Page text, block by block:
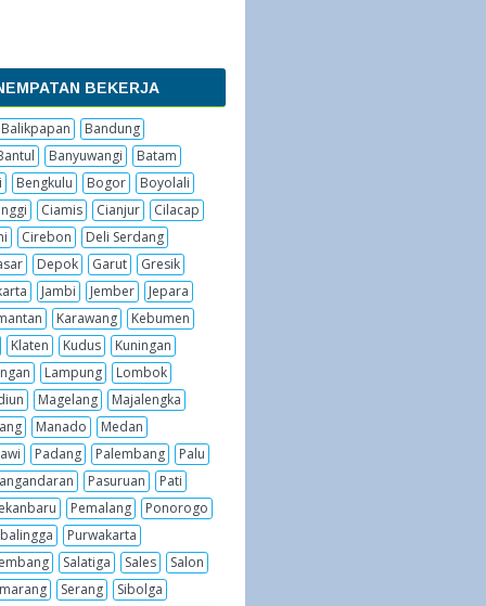
BEKERJA
Balikpapan
Bandung
Banyuwangi
Batam
Bengkulu Bogor
Boyolali
Ciamis Cianjur
Cilacap
Cirebon
Deli Serdang
Depok Garut
Gresik
Jambi Jember
Jepara
Karawang
Kebumen
Klaten
Kudus
Kuningan
Lampung
Lombok
Magelang
Majalengka
Manado
Medan
Padang Palembang
Palu
Pasuruan
Pati
Pemalang
Ponorogo
Purwakarta
Salatiga Sales
Salon
Serang
Sibolga